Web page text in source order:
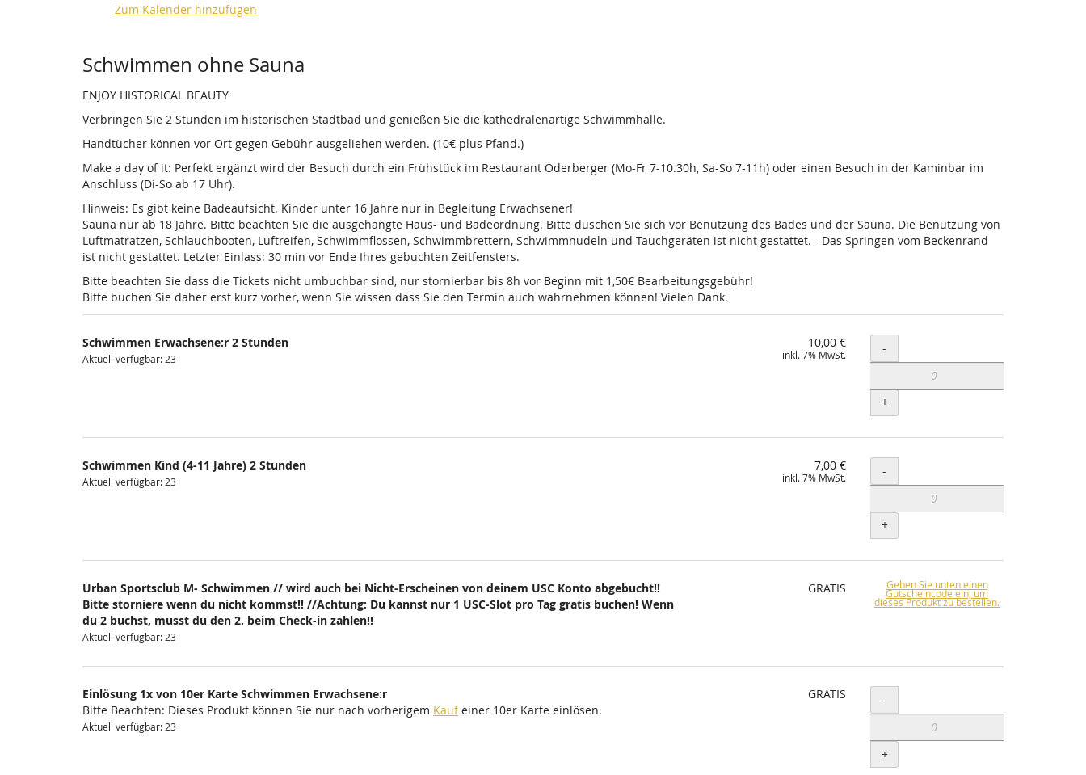
Zum Kalender hinzufügen
Produkte
Schwimmen ohne Sauna
ENJOY HISTORICAL BEAUTY
Verbringen Sie 2 Stunden im historischen Stadtbad und genießen Sie die kathedralenartige Schwimmhalle.
Handtücher können vor Ort gegen Gebühr ausgeliehen werden. (10€ plus Pfand.)
Make a day of it: Perfekt ergänzt wird der Besuch durch ein Frühstück im Restaurant Oderberger (Mo-Fr 7-10.30h, Sa-So 7-11h) oder einen Besuch in der Kaminbar im
Anschluss (Di-So ab 17 Uhr).
Hinweis: Es gibt keine Badeaufsicht. Kinder unter 16 Jahre nur in Begleitung Erwachsener!
Sauna nur ab 18 Jahre. Bitte beachten Sie die ausgehängte Haus- und Badeordnung. Bitte duschen Sie sich vor Benutzung des Bades und der Sauna. Die Benutzung von
Luftmatratzen, Schlauchbooten, Luftreifen, Schwimmflossen, Schwimmbrettern, Schwimmnudeln und Tauchgeräten ist nicht gestattet. - Das Springen vom Beckenrand
ist nicht gestattet. Letzter Einlass: 30 min vor Ende Ihres gebuchten Zeitfensters.
Bitte beachten Sie dass die Tickets nicht umbuchbar sind, nur stornierbar bis 8h vor Beginn mit 1,50€ Bearbeitungsgebühr!
Bitte buchen Sie daher erst kurz vorher, wenn Sie wissen dass Sie den Termin auch wahrnehmen können! Vielen Dank.
Schwimmen Erwachsene:r 2 Stunden
Aktuell verfügbar: 23
10,00 €
inkl. 7% MwSt. Menge
-
+
Schwimmen Kind (4-11 Jahre) 2 Stunden
Aktuell verfügbar: 23
7,00 €
inkl. 7% MwSt. Menge
-
+
Urban Sportsclub M- Schwimmen // wird auch bei Nicht-Erscheinen von deinem USC Konto abgebucht!!
Bitte storniere wenn du nicht kommst!! //Achtung: Du kannst nur 1 USC-Slot pro Tag gratis buchen! Wenn
du 2 buchst, musst du den 2. beim Check-in zahlen!!
Aktuell verfügbar: 23
GRATIS Geben Sie unten einen
Gutscheincode ein, um
dieses Produkt zu bestellen.
Einlösung 1x von 10er Karte Schwimmen Erwachsene:r
Bitte Beachten: Dieses Produkt können Sie nur nach vorherigem Kaufeiner 10er Karte einlösen.
Aktuell verfügbar: 23
GRATIS Menge
-
+